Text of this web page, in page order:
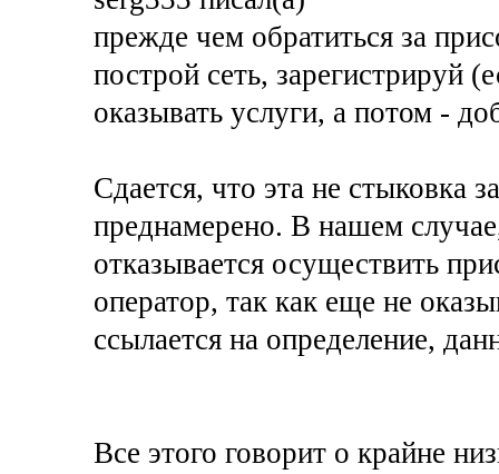
прежде чем обратиться за
построй сеть, зарегистрируй
оказывать услуги, а потом -
Сдается, что эта не стыковка
преднамерено. В нашем
отказывается осуществить
оператор, так как еще не
ссылается на определение,
Все этого говорит о крайне